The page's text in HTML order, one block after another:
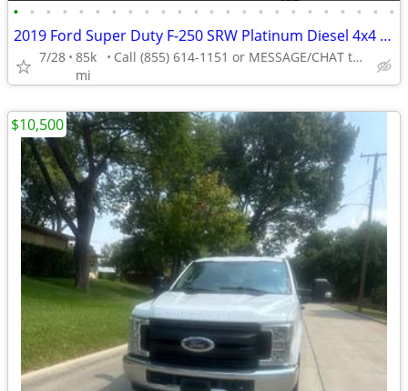
• • • • • • • • • • • • • • • • • • • • • • • •
2019 Ford Super Duty F-250 SRW Platinum Diesel 4x4 4WD F250 Truck Crew cab AUTON
7/28 85k
mi
Call (855) 614-1151 or MESSAGE/CHAT to confirm availability
$10,500